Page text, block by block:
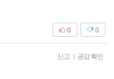
0
0
신고 | 공감 확인